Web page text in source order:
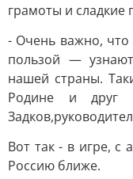
грамоты и сладкие
- Очень важно, что
пользой —
нашей страны.
Родине и друг
Вот так - в игре, с
Россию ближе.